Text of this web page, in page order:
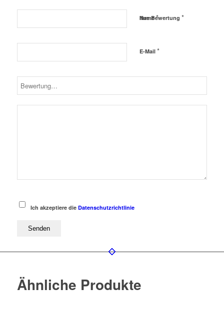
Name*
E-Mail *
Ihre Bewertung *
Ich akzeptiere dieDatenschutzrichtlinie
Ähnliche Produkte